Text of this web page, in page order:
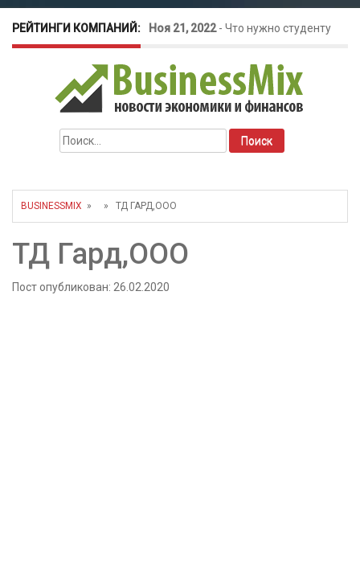
РЕЙТИНГИ КОМПАНИЙ: Ноя 21, 2022- Что нужно студенту
для открытия бизнеса?
Окт 26, 2022-Телефония для
amoCRM: лучшие инструменты для
бизнеса
Найти:
BUSINESSMIX » » ТД ГАРД,ООО
ТД Гард,ООО
Пост опубликован: 26.02.2020